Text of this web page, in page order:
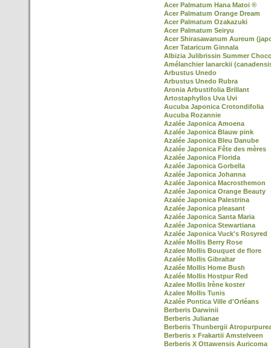
Acer Palmatum Hana Matoi ®
Acer Palmatum Orange Dream
Acer Palmatum Ozakazuki
Acer Palmatum Seiryu
Acer Shirasawanum Aureum
Acer Tataricum Ginnala
Albizia Julibrissin Summer
Amélanchier lanarckii
Arbustus Unedo
Arbustus Unedo Rubra
Aronia Arbustifolia Brillant
Artostaphyllos Uva Uvi
Aucuba Japonica Crotondifolia
Aucuba Rozannie
Azalée Japonica Amoena
Azalée Japonica Blauw pink
Azalée Japonica Bleu Danube
Azalée Japonica Fête des mères
Azalée Japonica Florida
Azalée Japonica Gorbella
Azalée Japonica Johanna
Azalée Japonica Macrosthemon
Azalée Japonica Orange Beauty
Azalée Japonica Palestrina
Azalée Japonica pleasant
Azalée Japonica Santa Maria
Azalée Japonica Stewartiana
Azalée Japonica Vuck's Rosyred
Azalée Mollis Berry Rose
Azalee Mollis Bouquet de flore
Azalée Mollis Gibraltar
Azalée Mollis Home Bush
Azalée Mollis Hostpur Red
Azalee Mollis Irène koster
Azalee Mollis Tunis
Azalée Pontica Ville d'Orléans
Berberis Darwinii
Berberis Julianae
Berberis Thunbergii
Berberis x Frakartii Amstelveen
Berberis X Ottawensis Auricoma